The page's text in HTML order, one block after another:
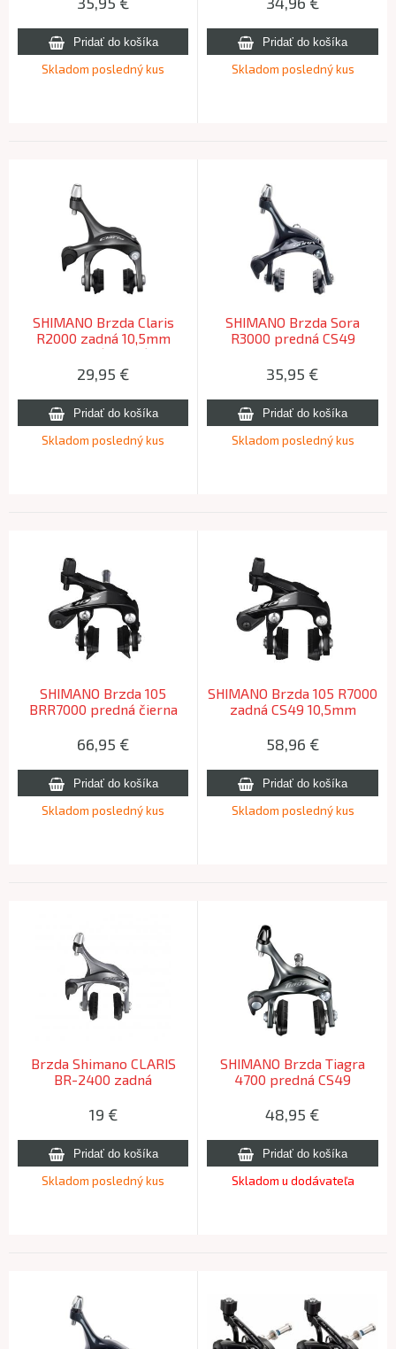
Skladom posledný kus Skladom posledný kus
SHIMANO Brzda Claris
R2000 zadná 10,5mm
matica(R50T5)
29,95 €
Skladom posledný kus
SHIMANO Brzda Sora
R3000 predná CS49
(R50T2)
35,95 €
Skladom posledný kus
SHIMANO Brzda 105
BRR7000 predná čierna
matica (R55C4)
66,95 €
Skladom posledný kus
SHIMANO Brzda 105 R7000
zadná CS49 10,5mm
58,96 €
Skladom posledný kus
Brzda Shimano CLARIS
BR-2400 zadná
19 €
Skladom posledný kus
SHIMANO Brzda Tiagra
4700 predná CS49
(R50T2)
48,95 €
Skladom u dodávateľa